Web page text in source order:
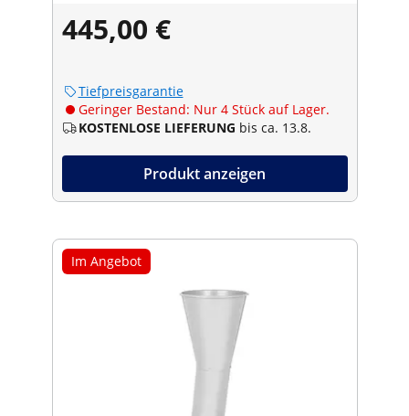
445,00 €
Tiefpreisgarantie
Geringer Bestand: Nur 4 Stück auf Lager.
KOSTENLOSE LIEFERUNG bis ca. 13.8.
Produkt anzeigen
Im Angebot